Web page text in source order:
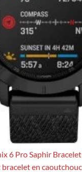
​​6 Pro Saphir
bracelet en